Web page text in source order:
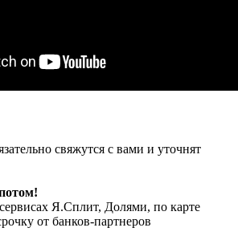
свяжутся с вами и уточнят
Я.Сплит, Долями, по карте
от банков-партнеров